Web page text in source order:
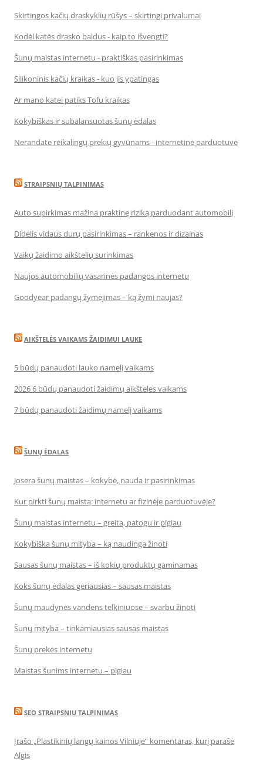
Skirtingos kačių draskyklių rūšys – skirtingi privalumai
Kodėl katės drasko baldus - kaip to išvengti?
Šunų maistas internetu - praktiškas pasirinkimas
Silikoninis kačių kraikas - kuo jis ypatingas
Ar mano katei patiks Tofu kraikas
Kokybiškas ir subalansuotas šunų ėdalas
Nerandate reikalingų prekių gyvūnams - internetinė parduotuvė
STRAIPSNIŲ TALPINIMAS
Auto supirkimas mažina praktinę riziką parduodant automobilį
Didelis vidaus durų pasirinkimas – rankenos ir dizainas
Vaikų žaidimo aikštelių surinkimas
Naujos automobilių vasarinės padangos internetu
Goodyear padangų žymėjimas – ką žymi naujas?
AIKŠTELĖS VAIKAMS ŽAIDIMUI LAUKE
5 būdų panaudoti lauko namelį vaikams
2026 6 būdų panaudoti žaidimų aikšteles vaikams
7 būdų panaudoti žaidimų namelį vaikams
ŠUNŲ ĖDALAS
Josera šunų maistas – kokybė, nauda ir pasirinkimas
Kur pirkti šunų maistą: internetu ar fizinėje parduotuvėje?
Šunų maistas internetu – greita, patogu ir pigiau
Kokybiška šunų mityba – ką naudinga žinoti
Sausas šunų maistas – iš kokių produktų gaminamas
Koks šunų ėdalas geriausias – sausas maistas
Šunų maudynės vandens telkiniuose – svarbu žinoti
Šunų mityba – tinkamiausias sausas maistas
Šunų prekės internetu
Maistas šunims internetu – pigiau
SEO STRAIPSNIU TALPINIMAS
Įrašo „Plastikinių langų kainos Vilniuje“ komentaras, kurį parašė
Algis